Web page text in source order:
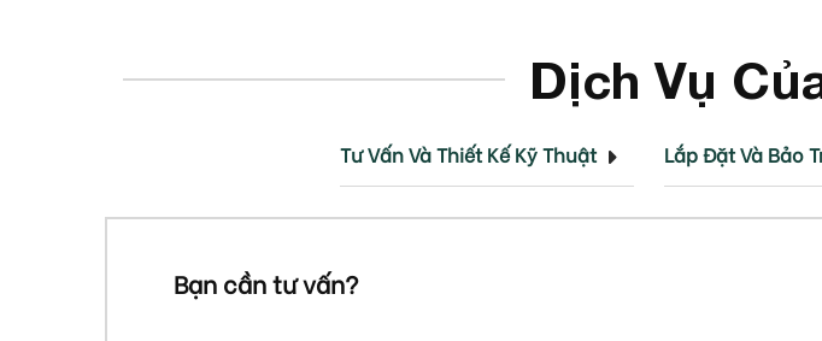
Dịch Vụ
Tư Vấn Và Thiết Kế Kỹ Thuật Lắp Đặt Và Bảo
Bạn cần tư vấn?